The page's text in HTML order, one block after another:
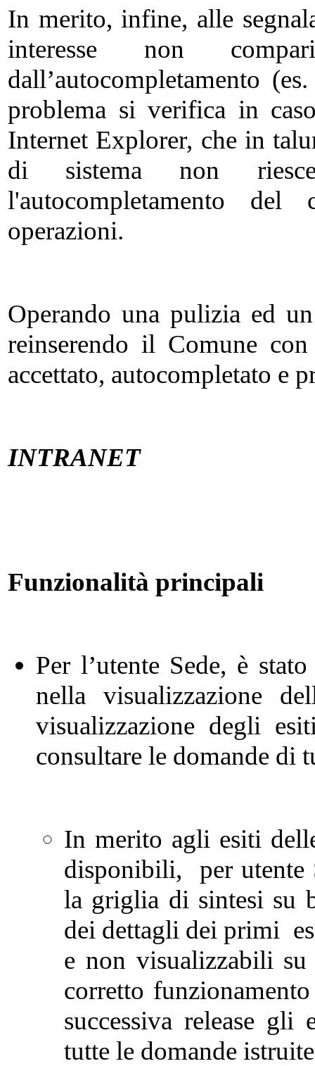
In merito, infine, alle
interesse non
dall’autocompletamento
problema si verifica in
Internet Explorer, che in
di sistema non
l'autocompletamento
operazioni.
Operando una pulizia ed
reinserendo il Comune
accettato, autocompletato e
INTRANET
Funzionalità principali
Per l’utente Sede, è
nella visualizzazione
visualizzazione degli
consultare le domande di
In merito agli esiti
disponibili, per utente
la griglia di sintesi su
dei dettagli dei primi
e non visualizzabili
corretto
successiva release
tutte le domande